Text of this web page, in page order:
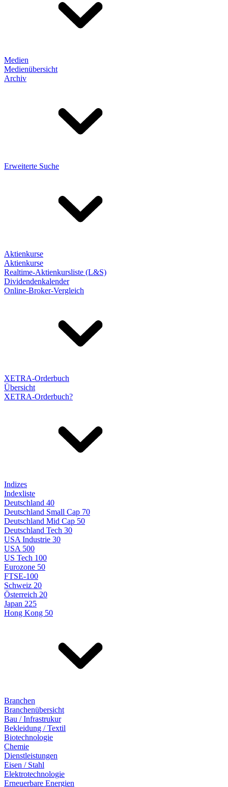
Medien
Medienübersicht
Archiv
Erweiterte Suche
Aktienkurse
Aktienkurse
Realtime-Aktienkursliste (L&S)
Dividendenkalender
Online-Broker-Vergleich
XETRA-Orderbuch
Übersicht
XETRA-Orderbuch?
Indizes
Indexliste
Deutschland 40
Deutschland Small Cap 70
Deutschland Mid Cap 50
Deutschland Tech 30
USA Industrie 30
USA 500
US Tech 100
Eurozone 50
FTSE-100
Schweiz 20
Österreich 20
Japan 225
Hong Kong 50
Branchen
Branchenübersicht
Bau / Infrastrukur
Bekleidung / Textil
Biotechnologie
Chemie
Dienstleistungen
Eisen / Stahl
Elektrotechnologie
Erneuerbare Energien